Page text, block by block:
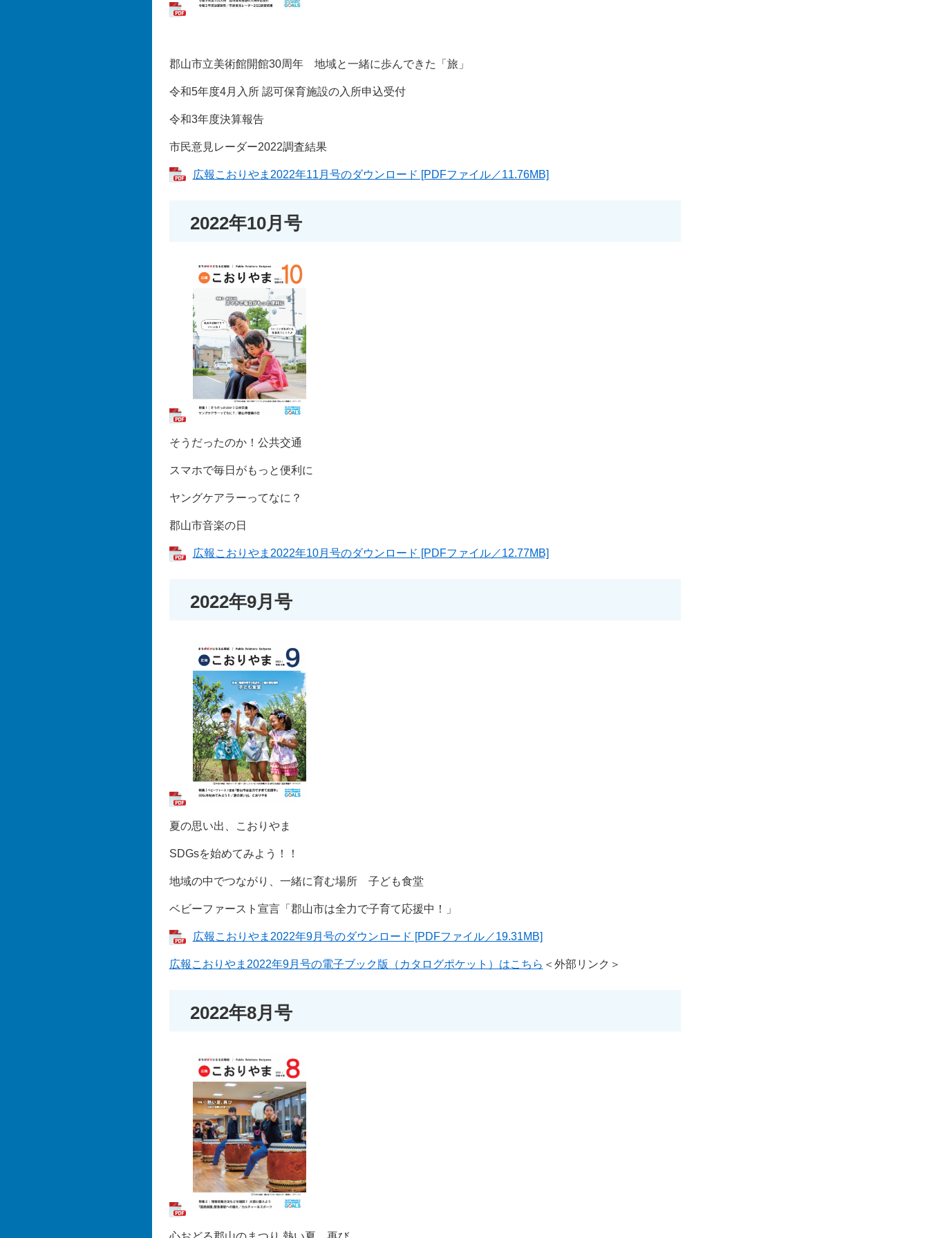
郡山市立美術館開館30周年 地域と一緒に歩んできた「旅」
令和5年度4月入所 認可保育施設の入所申込受付
令和3年度決算報告
市民意見レーダー2022調査結果
広報こおりやま2022年11月号のダウンロード [PDFファイル／11.76MB]
2022年10月号
そうだったのか！公共交通
スマホで毎日がもっと便利に
ヤングケアラーってなに？
郡山市音楽の日
広報こおりやま2022年10月号のダウンロード [PDFファイル／12.77MB]
2022年9月号
夏の思い出、こおりやま
SDGsを始めてみよう！！
地域の中でつながり、一緒に育む場所 子ども食堂
ベビーファースト宣言「郡山市は全力で子育て応援中！」
広報こおりやま2022年9月号のダウンロード [PDFファイル／19.31MB]
広報こおりやま2022年9月号の電子ブック版（カタログポケット）はこちら ＜外部リンク＞
2022年8月号